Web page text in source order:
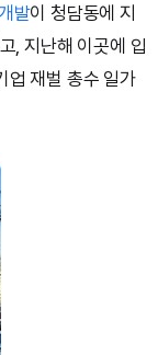
발이 청담동에 지
, 지난해 이곳에 입
업 재벌 총수 일가